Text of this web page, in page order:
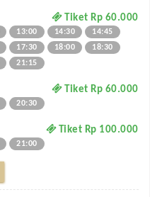
Tiket Rp 60.000
13:00 14:30
14:45
17:30 18:00
18:30
21:15
Tiket Rp 60.000
20:30
Tiket Rp 100.000
21:00